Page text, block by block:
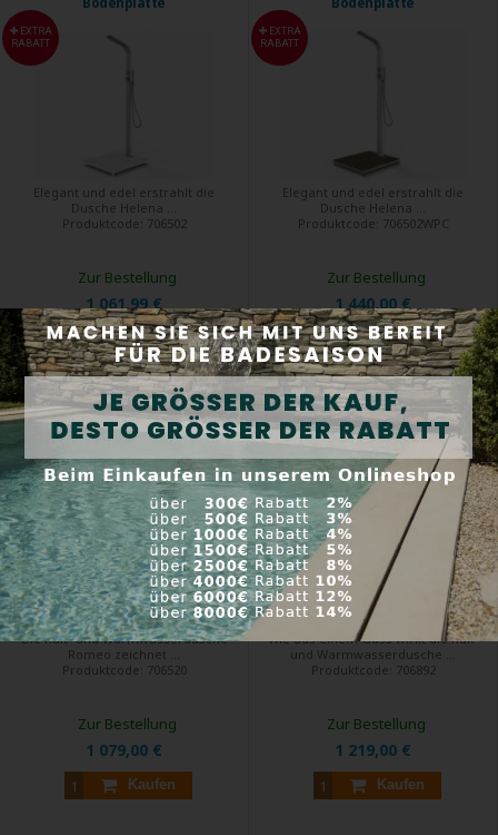
EXTRA
RABATT
Elegant und edel erstrahlt die
Dusche Helena ...
Produktcode: 706502
1 061,99 €
Kaufen
Zur Bestellung
EXTRA
RABATT
Elegant und edel erstrahlt die
Dusche Helena ...
Produktcode: 706502WPC
1 440,00 €
Kaufen
Zur Bestellung
Eichenwald Ideal Romeo Kalt- &
Warmwasserdusche,
EXTRA
RABATT
Die Kalt- und Warmwasserdusche
Romeo zeichnet ...
Produktcode: 706520
1 079,00 €
Kaufen
Zur Bestellung
Eichenwald Ideal Juist WM
(Wandmontage) Kalt- &
Warmwasserdusche
EXTRA
RABATT
Wie aus einem Guss wirkt die Kalt-
und Warmwasserdusche ...
Produktcode: 706892
1 219,00 €
Kaufen
Zur Bestellung